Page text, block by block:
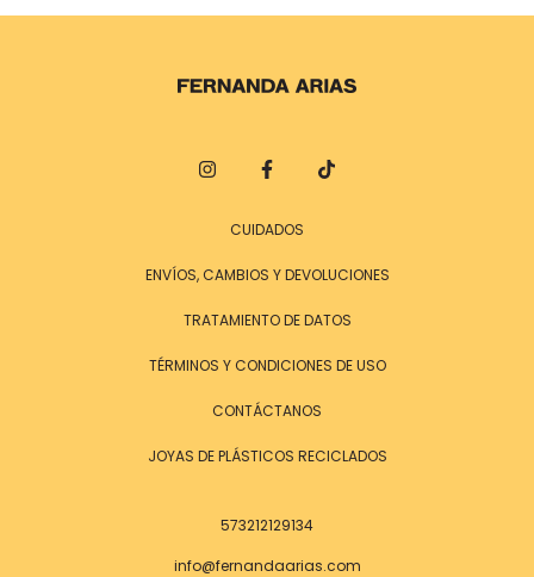
CUIDADOS
ENVÍOS, CAMBIOS Y DEVOLUCIONES
TRATAMIENTO DE DATOS
TÉRMINOS Y CONDICIONES DE USO
CONTÁCTANOS
JOYAS DE PLÁSTICOS RECICLADOS
573212129134
info@fernandaarias.com